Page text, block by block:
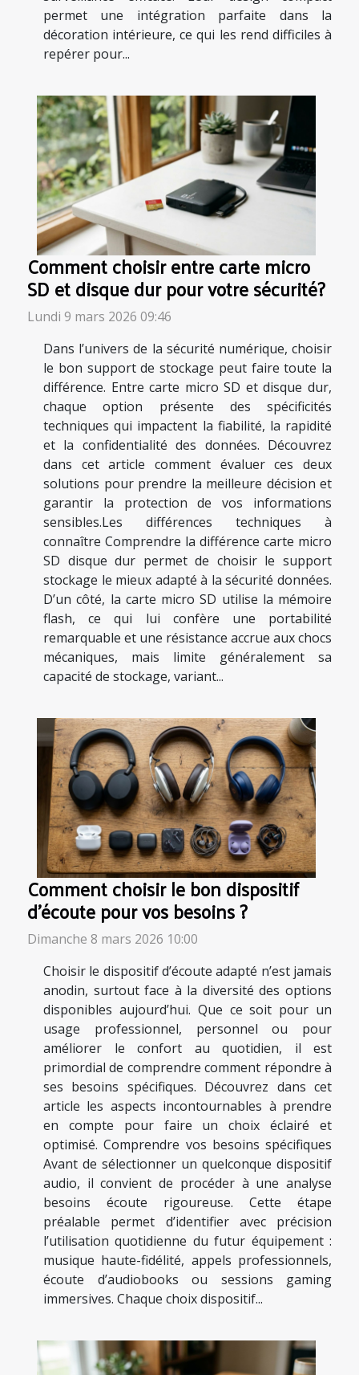
permet une intégration parfaite dans la
décoration intérieure, ce qui les rend difficiles à
repérer pour...
Comment choisir entre carte micro
SD et disque dur pour votre sécurité?
Lundi 9 mars 2026 09:46
Dans l’univers de la sécurité numérique, choisir
le bon support de stockage peut faire toute la
différence. Entre carte micro SD et disque dur,
chaque option présente des spécificités
techniques qui impactent la fiabilité, la rapidité
et la confidentialité des données. Découvrez
dans cet article comment évaluer ces deux
solutions pour prendre la meilleure décision et
garantir la protection de vos informations
sensibles.Les différences techniques à
connaître Comprendre la différence carte micro
SD disque dur permet de choisir le support
stockage le mieux adapté à la sécurité données.
D’un côté, la carte micro SD utilise la mémoire
flash, ce qui lui confère une portabilité
remarquable et une résistance accrue aux chocs
mécaniques, mais limite généralement sa
capacité de stockage, variant...
Comment choisir le bon dispositif
d'écoute pour vos besoins ?
Dimanche 8 mars 2026 10:00
Choisir le dispositif d’écoute adapté n’est jamais
anodin, surtout face à la diversité des options
disponibles aujourd’hui. Que ce soit pour un
usage professionnel, personnel ou pour
améliorer le confort au quotidien, il est
primordial de comprendre comment répondre à
ses besoins spécifiques. Découvrez dans cet
article les aspects incontournables à prendre
en compte pour faire un choix éclairé et
optimisé. Comprendre vos besoins spécifiques
Avant de sélectionner un quelconque dispositif
audio, il convient de procéder à une analyse
besoins écoute rigoureuse. Cette étape
préalable permet d’identifier avec précision
l’utilisation quotidienne du futur équipement :
musique haute-fidélité, appels professionnels,
écoute d’audiobooks ou sessions gaming
immersives. Chaque choix dispositif...